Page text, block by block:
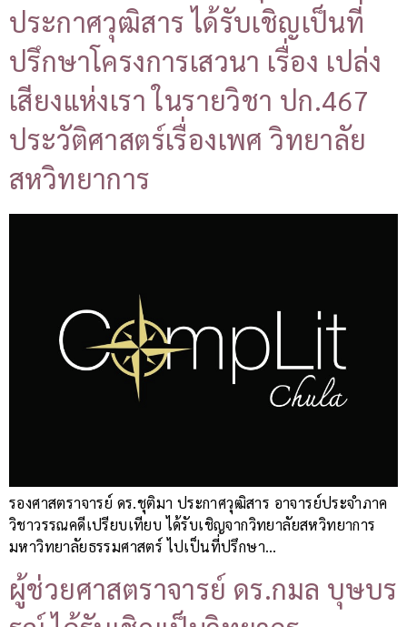
ประกาศวุฒิสาร ได้รับเชิญเป็นที่
ปรึกษาโครงการเสวนา เรื่อง เปล่ง
เสียงแห่งเรา ในรายวิชา ปก.467
ประวัติศาสตร์เรื่องเพศ วิทยาลัย
สหวิทยาการ
รองศาสตราจารย์ ดร.ชุติมา ประกาศวุฒิสาร อาจารย์ประจำภาค
วิชาวรรณคดีเปรียบเทียบ ได้รับเชิญจากวิทยาลัยสหวิทยาการ
มหาวิทยาลัยธรรมศาสตร์ ไปเป็นที่ปรึกษา…
ผู้ช่วยศาสตราจารย์ ดร.กมล บุษบร